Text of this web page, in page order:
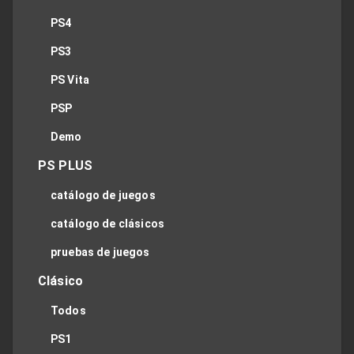
PS4
PS3
PS Vita
PSP
Demo
PS PLUS
catálogo de juegos
catálogo de clásicos
pruebas de juegos
Clásico
Todos
PS1